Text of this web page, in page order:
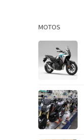
MOTOS